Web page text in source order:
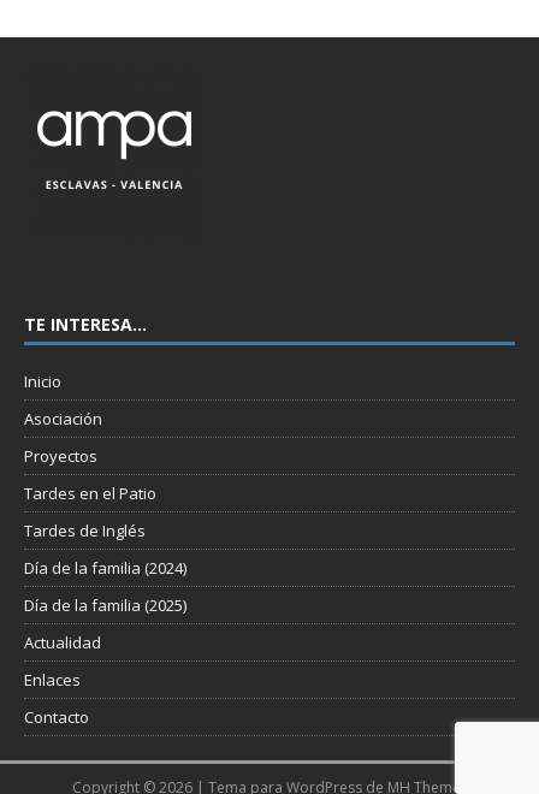
TE INTERESA…
Inicio
Asociación
Proyectos
Tardes en el Patio
Tardes de Inglés
Día de la familia (2024)
Día de la familia (2025)
Actualidad
Enlaces
Contacto
Copyright © 2026 | Tema para WordPress de MH Themes